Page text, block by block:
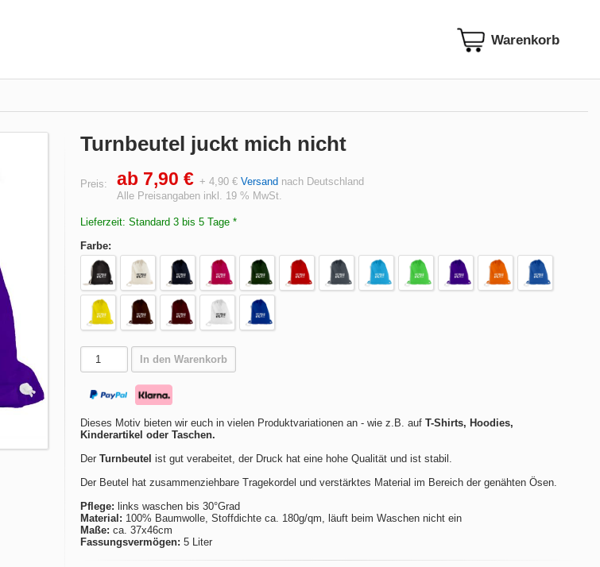
Turnbeutel juckt mich nicht
Preis: ab 7,90 € + 4,90 € Versand nach Deutschland
Alle Preisangaben inkl. 19 % MwSt.
Lieferzeit: Standard 3 bis 5 Tage *
Farbe:
In den Warenkorb
Dieses Motiv bieten wir euch in vielen Produktvariationen an - wie z.B. auf T-Shirts, Hoodies,
Kinderartikel oder Taschen.
Der Turnbeutel ist gut verabeitet, der Druck hat eine hohe Qualität und ist stabil.
Der Beutel hat zusammenziehbare Tragekordel und verstärktes Material im Bereich der genähten Ösen.
Pflege: links waschen bis 30°Grad
Material: 100% Baumwolle, Stoffdichte ca. 180g/qm, läuft beim Waschen nicht ein
Maße: ca. 37x46cm
Fassungsvermögen: 5 Liter